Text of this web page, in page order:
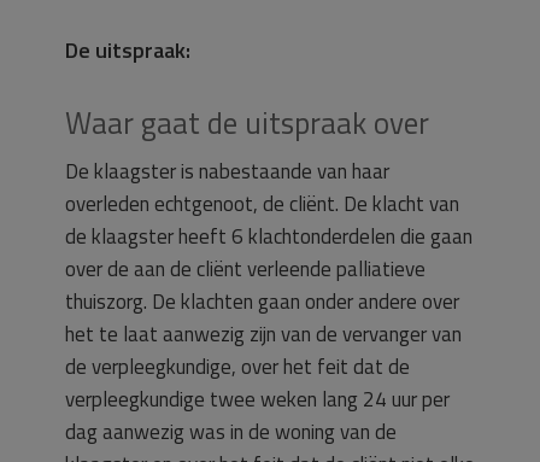
De uitspraak:
Waar gaat de uitspraak over
De klaagster is nabestaande van haar
overleden echtgenoot, de cliënt. De klacht van
de klaagster heeft 6 klachtonderdelen die gaan
over de aan de cliënt verleende palliatieve
thuiszorg. De klachten gaan onder andere over
het te laat aanwezig zijn van de vervanger van
de verpleegkundige, over het feit dat de
verpleegkundige twee weken lang 24 uur per
dag aanwezig was in de woning van de